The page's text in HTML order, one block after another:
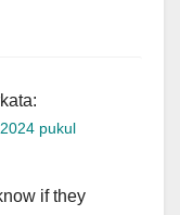
pukul
if they